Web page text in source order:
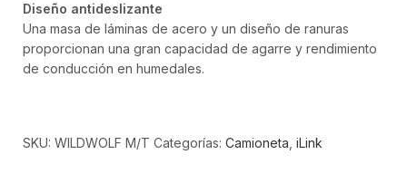
Diseño antideslizante
Una masa de láminas de acero y un diseño de ranuras
proporcionan una gran capacidad de agarre y rendimiento
de conducción en humedales.
SKU: WILDWOLF M/T Categorías: Camioneta iLink